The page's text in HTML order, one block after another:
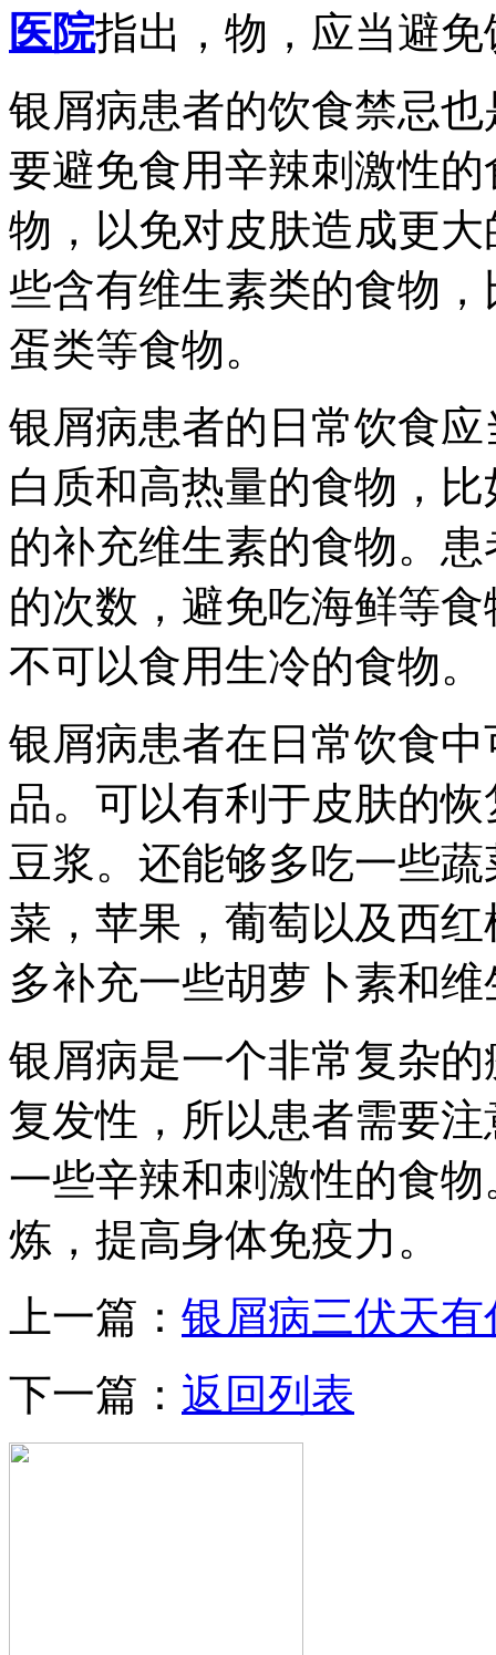
医院指出，物，应当避
银屑病患者的饮食禁忌
要避免食用辛辣刺激性
物，以免对皮肤造成更
些含有维生素类的食物
蛋类等食物。
银屑病患者的日常饮食
白质和高热量的食物，
的补充维生素的食物。
的次数，避免吃海鲜等
不可以食用生冷的食物。
银屑病患者在日常饮食
品。可以有利于皮肤的
豆浆。还能够多吃一些
菜，苹果，葡萄以及西
多补充一些胡萝卜素和
银屑病是一个非常复杂
复发性，所以患者需要
一些辛辣和刺激性的食
炼，提高身体免疫力。
上一篇： 银屑病三伏天
下一篇： 返回列表